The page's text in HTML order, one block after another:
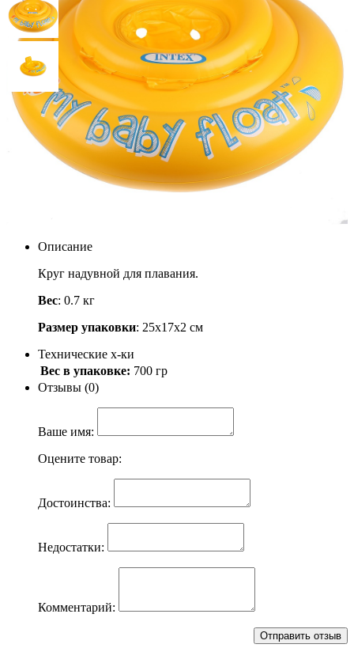
Круг "Мой маленький флот"
с трусами, 70см. Intex 56585
Описание
Круг надувной для плавания.
Вес: 0.7 кг
Размер упаковки: 25х17х2 см
Технические х-ки
Вес в упаковке: 700 гр
Отзывы (0)
Ваше имя:
Оцените товар:
Достоинства:
Недостатки:
Комментарий: